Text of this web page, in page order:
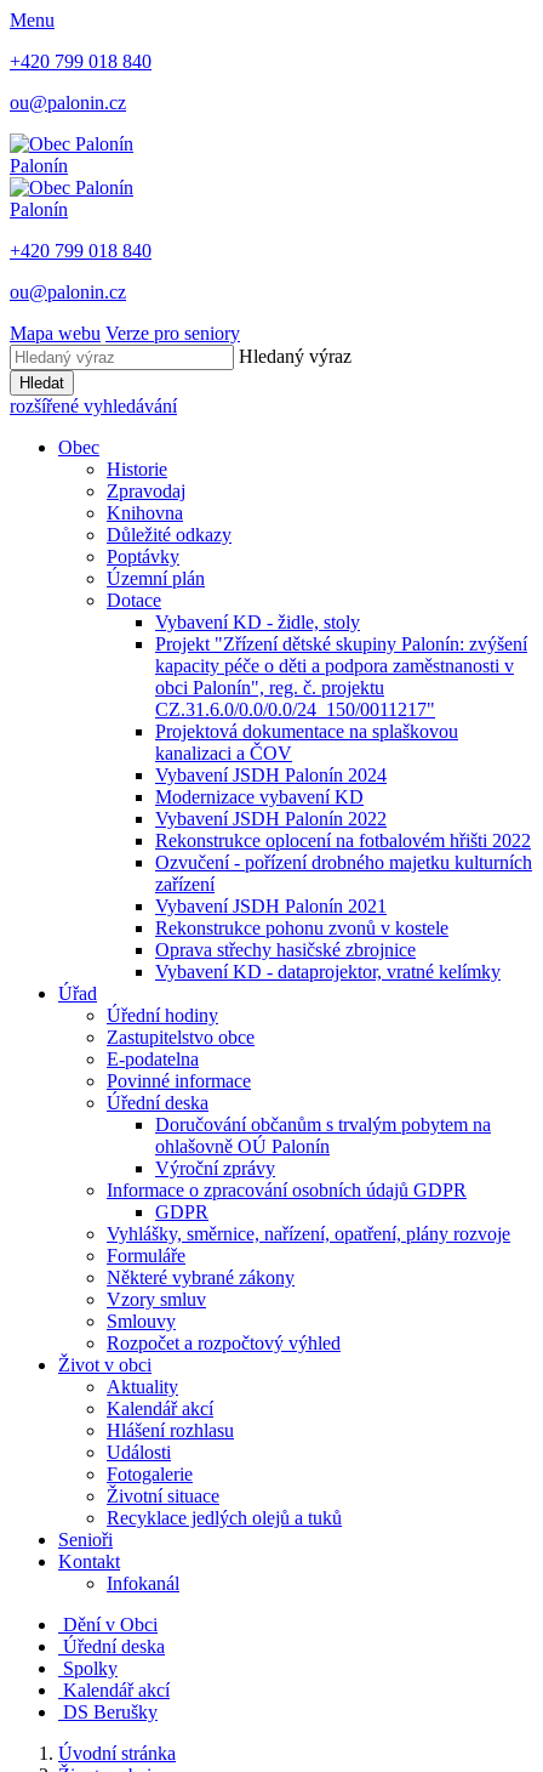
Menu
+420 799 018 840
ou@palonin.cz
Palonín
Palonín
+420 799 018 840
ou@palonin.cz
Mapa webu Verze pro seniory
Hledaný výraz
Hledat
rozšířené vyhledávání
Obec
Historie
Zpravodaj
Knihovna
Důležité odkazy
Poptávky
Územní plán
Dotace
Vybavení KD - židle, stoly
Projekt "Zřízení dětské skupiny Palonín: zvýšení
kapacity péče o děti a podpora zaměstnanosti v
obci Palonín", reg. č. projektu
CZ.31.6.0/0.0/0.0/24_150/0011217"
Projektová dokumentace na splaškovou
kanalizaci a ČOV
Vybavení JSDH Palonín 2024
Modernizace vybavení KD
Vybavení JSDH Palonín 2022
Rekonstrukce oplocení na fotbalovém hřišti 2022
Ozvučení - pořízení drobného majetku kulturních
zařízení
Vybavení JSDH Palonín 2021
Rekonstrukce pohonu zvonů v kostele
Oprava střechy hasičské zbrojnice
Vybavení KD - dataprojektor, vratné kelímky
Úřad
Úřední hodiny
Zastupitelstvo obce
E-podatelna
Povinné informace
Úřední deska
Doručování občanům s trvalým pobytem na
ohlašovně OÚ Palonín
Výroční zprávy
Informace o zpracování osobních údajů GDPR
GDPR
Vyhlášky, směrnice, nařízení, opatření, plány rozvoje
Formuláře
Některé vybrané zákony
Vzory smluv
Smlouvy
Rozpočet a rozpočtový výhled
Život v obci
Aktuality
Kalendář akcí
Hlášení rozhlasu
Události
Fotogalerie
Životní situace
Recyklace jedlých olejů a tuků
Senioři
Kontakt
Infokanál
Dění v Obci
Úřední deska
Spolky
Kalendář akcí
DS Berušky
Úvodní stránka